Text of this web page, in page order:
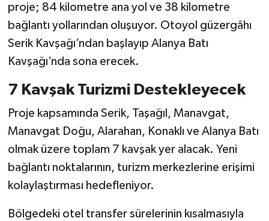
proje; 84 kilometre ana yol ve 38 kilometre
bağlantı yollarından oluşuyor. Otoyol güzergâhı
Serik Kavşağı’ndan başlayıp Alanya Batı
Kavşağı’nda sona erecek.
7 Kavşak Turizmi Destekleyecek
Proje kapsamında Serik, Taşağıl, Manavgat,
Manavgat Doğu, Alarahan, Konaklı ve Alanya Batı
olmak üzere toplam 7 kavşak yer alacak. Yeni
bağlantı noktalarının, turizm merkezlerine erişimi
kolaylaştırması hedefleniyor.
Bölgedeki otel transfer sürelerinin kısalmasıyla